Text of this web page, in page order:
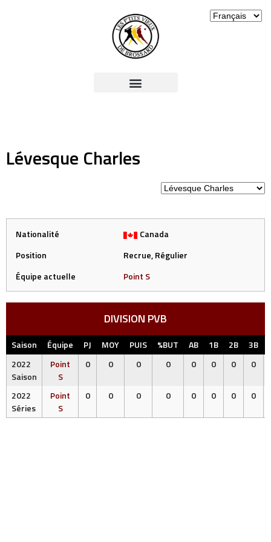
Lévesque Charles
Nationalité
Canada
Position
Recrue, Régulier
Équipe actuelle
Point S
DIVISION PVB
Saison Équipe PJ MOY PUIS %BUT AB 1B 2B 3B
2022
Saison
Point
S
0 0 0 0 0 0 0 0
2022
Séries
Point
S
0 0 0 0 0 0 0 0